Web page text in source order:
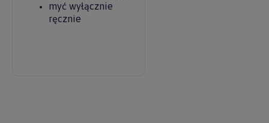
myć wyłącznie
ręcznie